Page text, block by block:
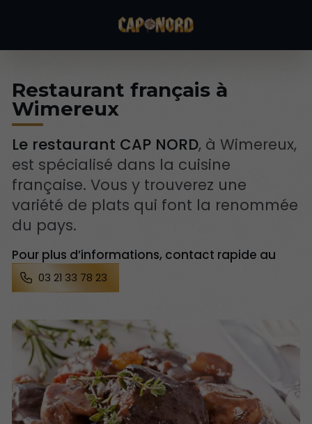
Restaurant français à
Wimereux
Le restaurant CAP NORD, à Wimereux,
est spécialisé dans la cuisine
française. Vous y trouverez une
variété de plats qui font la renommée
du pays.
Pour plus d’informations, contact rapide au
03 21 33 78 23